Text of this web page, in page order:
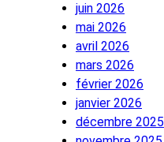
juin 2026
mai 2026
avril 2026
mars 2026
février 2026
janvier 2026
décembre 2025